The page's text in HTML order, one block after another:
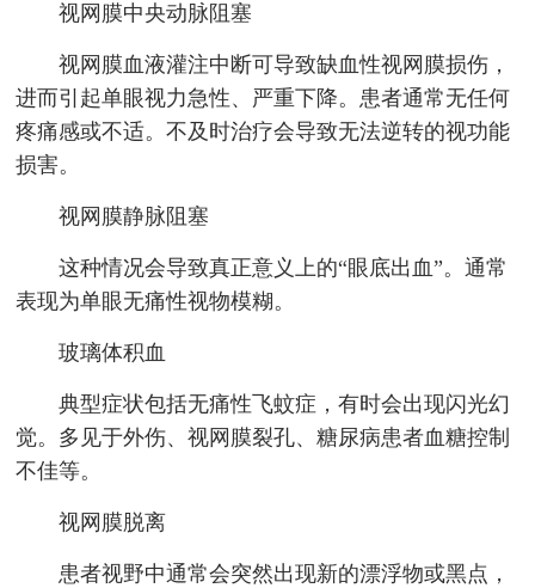
视网膜中央动脉阻塞
视网膜血液灌注中断可导致缺血性视网膜损伤，
进而引起单眼视力急性、严重下降。患者通常无任何
疼痛感或不适。不及时治疗会导致无法逆转的视功能
损害。
视网膜静脉阻塞
这种情况会导致真正意义上的“眼底出血”。通常
表现为单眼无痛性视物模糊。
玻璃体积血
典型症状包括无痛性飞蚊症，有时会出现闪光幻
觉。多见于外伤、视网膜裂孔、糖尿病患者血糖控制
不佳等。
视网膜脱离
患者视野中通常会突然出现新的漂浮物或黑点，